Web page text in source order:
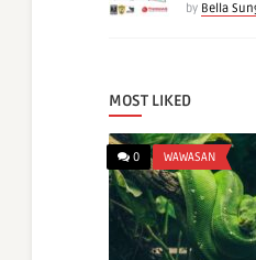
by Bella
MOST LIKED
0 WAWASAN